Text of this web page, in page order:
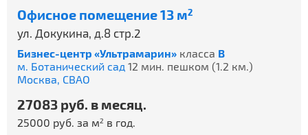
Офисное помещение 13 м2
ул. Докукина, д.8 стр.2
Бизнес-центр «Ультрамарин» класса B
м. Ботанический сад 12 мин. пешком (1.2 км.)
Москва, СВАО
27083 руб. в месяц.
25000 руб. за м2 в год.